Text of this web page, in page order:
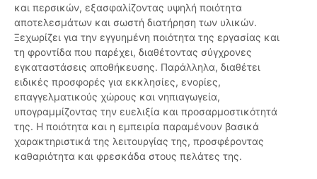
και περσικών, εξασφαλίζοντας υψηλή ποιότητα
αποτελεσμάτων και σωστή διατήρηση των υλικών.
Ξεχωρίζει για την εγγυημένη ποιότητα της εργασίας και
τη φροντίδα που παρέχει, διαθέτοντας σύγχρονες
εγκαταστάσεις αποθήκευσης. Παράλληλα, διαθέτει
ειδικές προσφορές για εκκλησίες, ενορίες,
επαγγελματικούς χώρους και νηπιαγωγεία,
υπογραμμίζοντας την ευελιξία και προσαρμοστικότητά
της. Η ποιότητα και η εμπειρία παραμένουν βασικά
χαρακτηριστικά της λειτουργίας της, προσφέροντας
καθαριότητα και φρεσκάδα στους πελάτες της.